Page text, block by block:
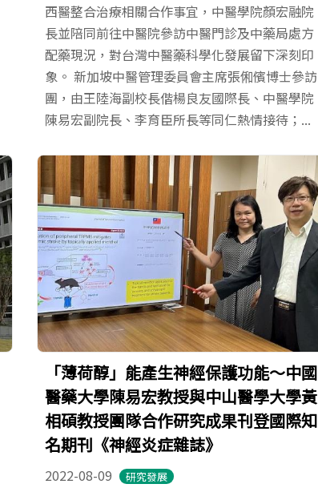
西醫整合治療相關合作事宜，中醫學院顏宏融院
長並陪同前往中醫院參訪中醫門診及中藥局處方
配藥現況，對台灣中醫藥科學化發展留下深刻印
象。 新加坡中醫管理委員會主席張俰儐博士參訪
團，由王陸海副校長偕楊良友國際長、中醫學院
陳易宏副院長、李育臣所長等同仁熱情接待；...
「薄荷醇」能產生神經保護功能～中國
醫藥大學陳易宏教授與中山醫學大學黃
相碩教授團隊合作研究成果刊登國際知
名期刊《神經炎症雜誌》
2022-08-09 研究發展